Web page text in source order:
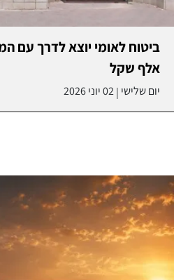
אלף שקל
יום שלישי |02 יוני 2026